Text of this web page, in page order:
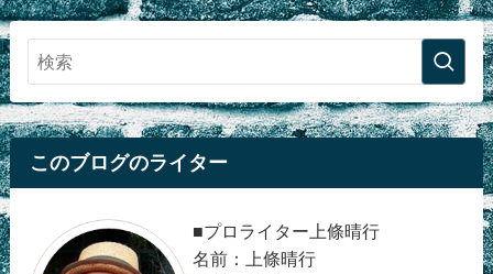
このブログのライター
■プロライター上條晴行
名前：上條晴行